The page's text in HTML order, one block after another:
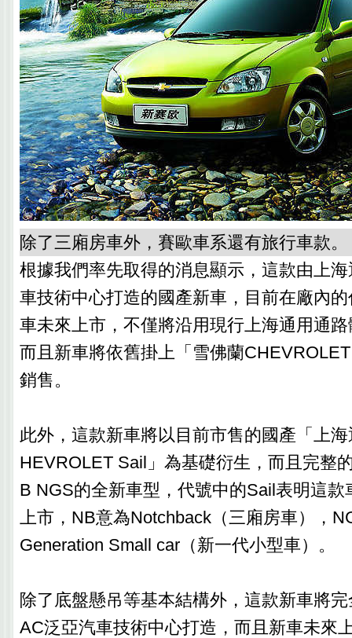
除了三廂房車外，賽歐車系還有旅行車款。
根據我們率先取得的消息顯示，這款由上海
車技術中心打造的國產新車，目前在廠內
車未來上市，不僅將沿用現行上海通用通
而且新車將依舊掛上「雪佛蘭
銷售。
此外，這款新車將以目前市售的國產「上
HEVROLET Sail」為基礎衍生，而且完整
B NGS的全新車型，代號中的Sail表明這款
上市，NB意為Notchback（三廂房車），
Generation Small car（新一代小型車）。
除了底盤懸吊等基本結構外，這款新車將
AC泛亞汽車技術中心打造，而且新車未來